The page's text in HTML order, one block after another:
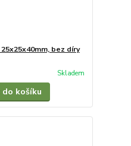
bez díry
Skladem
košíku